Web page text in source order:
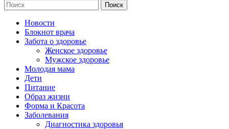
Новости
Блокнот врача
Забота о здоровье
Женское здоровье
Мужское здоровье
Молодая мама
Дети
Питание
Образ жизни
Форма и Красота
Заболевания
Диагностика здоровья